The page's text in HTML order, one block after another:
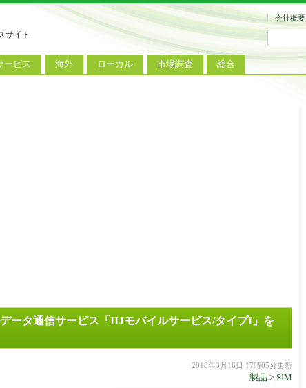
サイト
会社概要
ービス 海外 ローカル 市場調査 総合
ータ通信サービス「IIJモバイルサービス/タイプI」を
2018年3月16日 17時05分更新
製品 > SIM